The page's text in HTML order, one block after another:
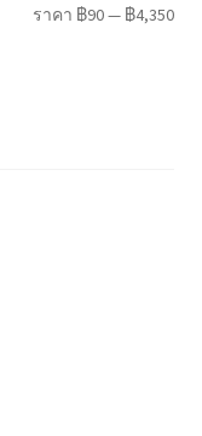
รา
รา
ราคา ฿90— ฿4,350